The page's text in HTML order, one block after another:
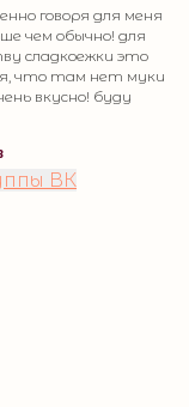
говоря для меня
чем обычно! для
сладкоежки это
что там нет муки
вкусно! буду
ВК